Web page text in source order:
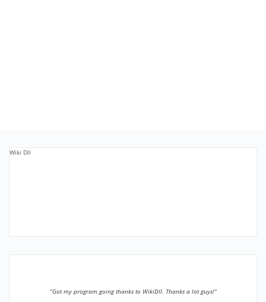
Wiki Dll
”Got my program going thanks to WikiDll. Thanks a lot guys!”